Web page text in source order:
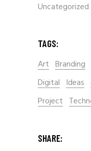
Uncategorized
TAGS:
Art Branding
Digital Ideas
Project
SHARE: